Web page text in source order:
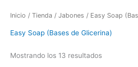
Inicio / Tienda / Jabones / Easy Soap
Easy Soap (Bases de Glicerina)
Mostrando los 13 resultados